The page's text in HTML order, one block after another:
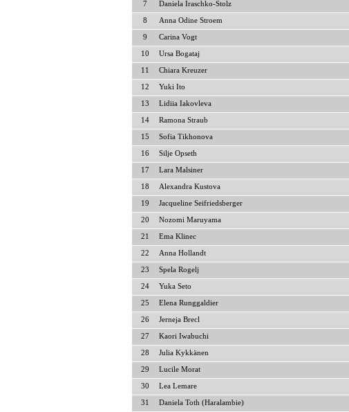
7 Daniela Iraschko-Stolz
8 Anna Odine Stroem
9 Carina Vogt
10 Ursa Bogataj
11 Chiara Kreuzer
12 Yuki Ito
13 Lidiia Iakovleva
14 Ramona Straub
15 Sofia Tikhonova
16 Silje Opseth
17 Lara Malsiner
18 Alexandra Kustova
19 Jacqueline Seifriedsberger
20 Nozomi Maruyama
21 Ema Klinec
22 Anna Hollandt
23 Spela Rogelj
24 Yuka Seto
25 Elena Runggaldier
26 Jerneja Brecl
27 Kaori Iwabuchi
28 Julia Kykkänen
29 Lucile Morat
30 Lea Lemare
31 Daniela Toth (Haralambie)